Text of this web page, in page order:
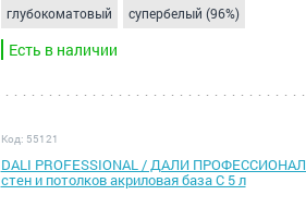
глубокоматовый супербелый (96%)
Есть в наличии
Код: 55121
DALI PROFESSIONAL / ДАЛИ ПРОФЕССИОНАЛ
стен и потолков акриловая база С 5 л